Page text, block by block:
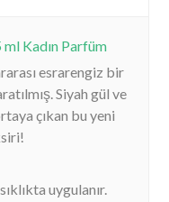
Kadın Parfüm
esrarengiz bir
Siyah gül ve
çıkan bu yeni
uygulanır.